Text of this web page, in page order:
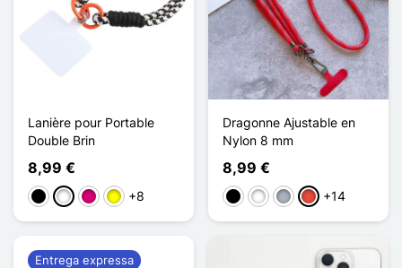
Lanière pour Portable
Double Brin
8,99 €
PretoBrancoMagenta
Amarelo
+8
Dragonne Ajustable en
Nylon 8 mm
8,99 €
PretoBrancoCinzento
Vermelho
+14
Entrega expressa